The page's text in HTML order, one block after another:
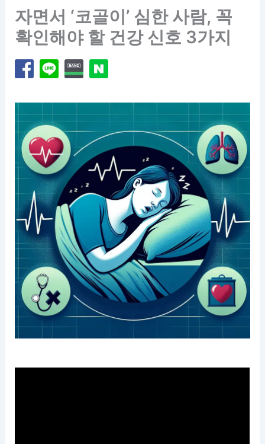
자면서 ‘코골이’ 심한 사람, 꼭
확인해야 할 건강 신호 3가지